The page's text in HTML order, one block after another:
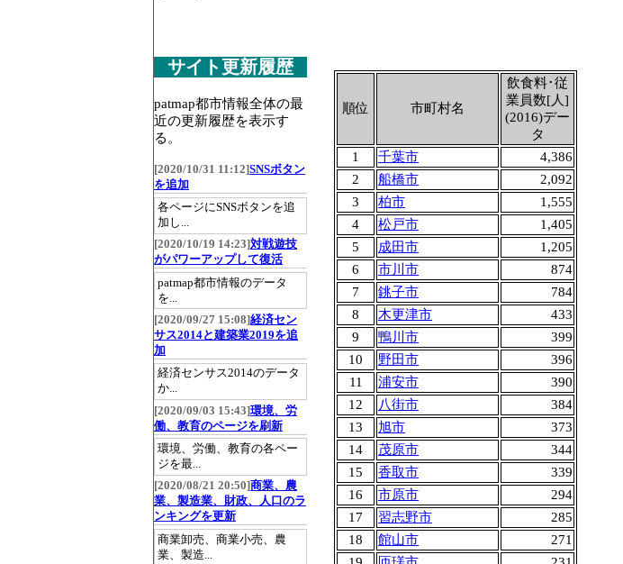
順位 市町村名
飲食料･従
業員数[人]
(2016)デー
タ
1
千葉市
4,386
2
船橋市
2,092
3
柏市
1,555
4
松戸市
1,405
5
成田市
1,205
6
市川市
874
7
銚子市
784
8
木更津市
433
9
鴨川市
399
10
野田市
396
11
浦安市
390
12
八街市
384
13
旭市
373
14
茂原市
344
15
香取市
339
16
市原市
294
17
習志野市
285
18
館山市
271
サイト更新履歴
patmap都市情報全体の最
近の更新履歴を表示す
る。
[2020/10/31 11:12]SNSボタン
を追加
各ページにSNSボタンを追
加し...
[2020/10/19 14:23]対戦遊技
がパワーアップして復活
patmap都市情報のデータ
を...
[2020/09/27 15:08]経済セン
サス2014と建築業2019を追
加
経済センサス2014のデータ
か...
[2020/09/03 15:43]環境、労
働、教育のページを刷新
環境、労働、教育の各ペー
ジを最...
[2020/08/21 20:50]商業、農
業、製造業、財政、人口のラ
ンキングを更新
商業卸売、商業小売、農
業、製造...